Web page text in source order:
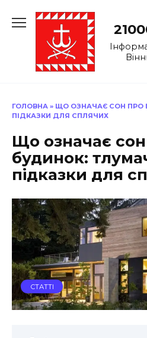
до
ГОЛОВНА » ЩО ОЗНАЧАЄ СОН ПРО
ПІДКАЗКИ ДЛЯ СПЛЯЧИХ
Що означає
будинок:
підказки для
СТАТТІ